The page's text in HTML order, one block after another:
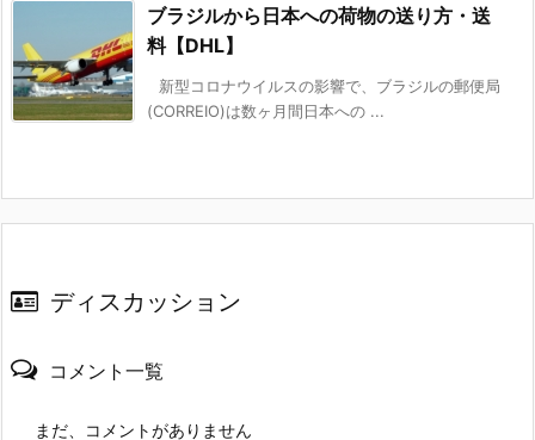
ブラジルから日本への荷物の送り方・送
料【DHL】
新型コロナウイルスの影響で、ブラジルの郵便局
(CORREIO)は数ヶ月間日本への ...
ディスカッション
コメント一覧
まだ、コメントがありません